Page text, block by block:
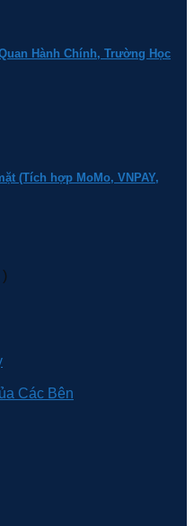
Hành Chính, Trường Học
(Tích hợp MoMo, VNPAY,
Các Bên